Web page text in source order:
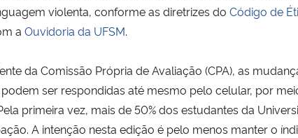
violenta, conforme as diretrizes do Código de
a Ouvidoria da UFSM.
da Comissão Própria de Avaliação (CPA), as
ser respondidas até mesmo pelo celular, por
primeira vez, mais de 50% dos estudantes da
A intenção nesta edição é pelo menos manter o